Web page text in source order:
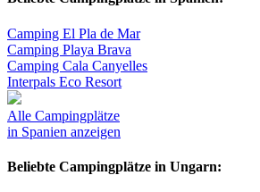
Camping El Pla de Mar
Camping Playa Brava
Camping Cala Canyelles
Interpals Eco Resort
Alle Campingplätze
in Spanien anzeigen
Beliebte Campingplätze in Ungarn: